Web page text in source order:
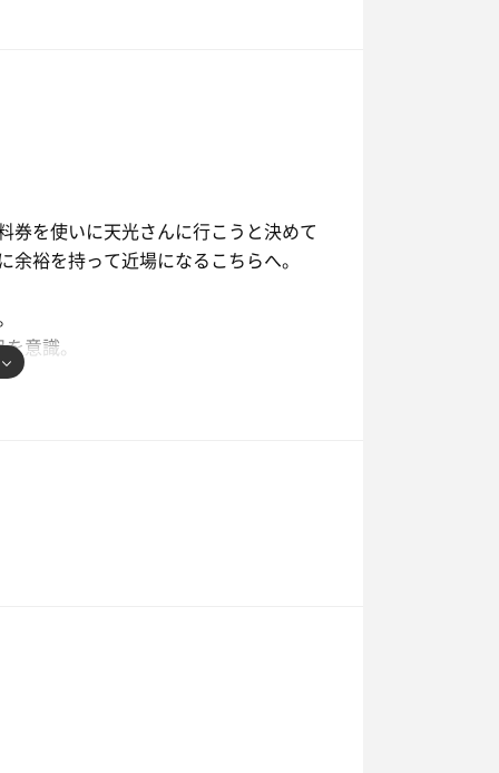
券を使いに天光さんに行こうと決めて
裕を持って近場になるこちらへ。
意識。
事始まりであろうワイシャツ姿の方
ら寝落ち。やらかし案件で50分程寝
してたら後輩くん現地集合で４人